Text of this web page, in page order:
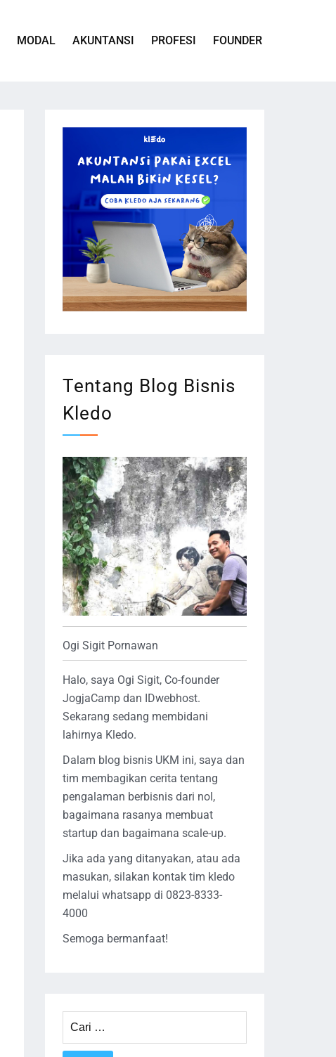
MODAL AKUNTANSI PROFESI FOUNDER
Tentang Blog Bisnis
Kledo
Ogi Sigit Pornawan
Halo, saya Ogi Sigit, Co-founder
JogjaCamp dan IDwebhost.
Sekarang sedang membidani
lahirnya Kledo.
Dalam blog bisnis UKM ini, saya dan
tim membagikan cerita tentang
pengalaman berbisnis dari nol,
bagaimana rasanya membuat
startup dan bagaimana scale-up.
Jika ada yang ditanyakan, atau ada
masukan, silakan kontak tim kledo
melalui whatsapp di 0823-8333-
4000
Semoga bermanfaat!
untuk: